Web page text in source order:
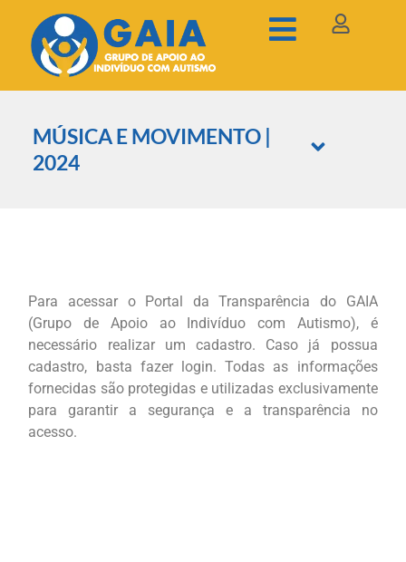
MÚSICA E MOVIMENTO |
2024
Para acessar o Portal da Transparência do GAIA
(Grupo de Apoio ao Indivíduo com Autismo), é
necessário realizar um cadastro. Caso já possua
cadastro, basta fazer login. Todas as informações
fornecidas são protegidas e utilizadas exclusivamente
para garantir a segurança e a transparência no
acesso.